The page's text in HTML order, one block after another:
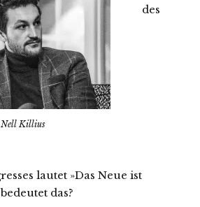
Nell Killius
des
lautet »Das Neue ist
das?